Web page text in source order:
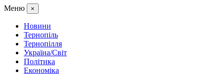
Меню ×
Новини
Тернопіль
Тернопілля
Україна/Світ
Політика
Економіка